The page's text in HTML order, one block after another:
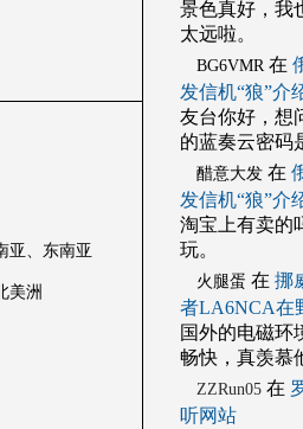
亚、东南亚
美洲
景色真好，我
太远啦。
BG6VMR 在
发信机“狼”介
友台你好，想
的蓝奏云密码
醋意大发在
发信机“狼”介
淘宝上有卖的
玩。
火腿蛋 在 挪
者LA6NCA在
国外的电磁环
畅快，真羡慕
ZZRun05在
听网站